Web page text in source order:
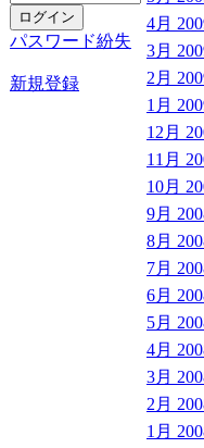
パスワード紛失
新規登録
4月
3月
2月
1月
12月
11月
10月
9月
8月
7月
6月
5月
4月
3月
2月
1月